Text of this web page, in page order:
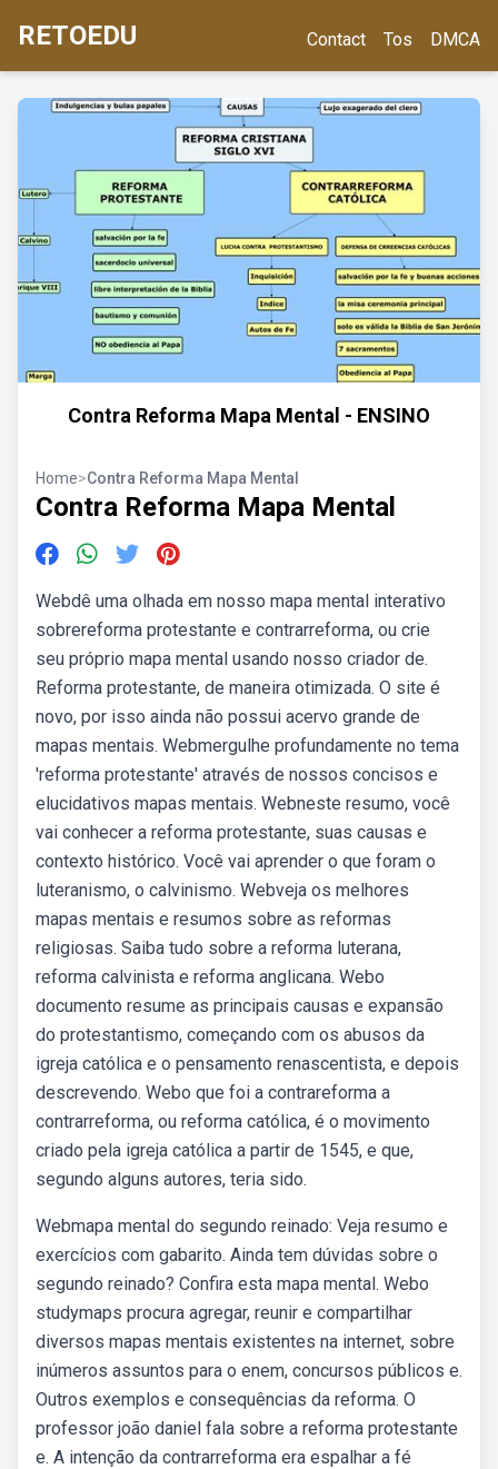
RETOEDU Contact Tos DMCA
Contra Reforma Mapa Mental - ENSINO
Home>Contra Reforma Mapa Mental
Contra Reforma Mapa Mental
Webdê uma olhada em nosso mapa mental interativo
sobrereforma protestante e contrarreforma, ou crie
seu próprio mapa mental usando nosso criador de.
Reforma protestante, de maneira otimizada. O site é
novo, por isso ainda não possui acervo grande de
mapas mentais. Webmergulhe profundamente no tema
'reforma protestante' através de nossos concisos e
elucidativos mapas mentais. Webneste resumo, você
vai conhecer a reforma protestante, suas causas e
contexto histórico. Você vai aprender o que foram o
luteranismo, o calvinismo. Webveja os melhores
mapas mentais e resumos sobre as reformas
religiosas. Saiba tudo sobre a reforma luterana,
reforma calvinista e reforma anglicana. Webo
documento resume as principais causas e expansão
do protestantismo, começando com os abusos da
igreja católica e o pensamento renascentista, e depois
descrevendo. Webo que foi a contrareforma a
contrarreforma, ou reforma católica, é o movimento
criado pela igreja católica a partir de 1545, e que,
segundo alguns autores, teria sido.
Webmapa mental do segundo reinado: Veja resumo e
exercícios com gabarito. Ainda tem dúvidas sobre o
segundo reinado? Confira esta mapa mental. Webo
studymaps procura agregar, reunir e compartilhar
diversos mapas mentais existentes na internet, sobre
inúmeros assuntos para o enem, concursos públicos e.
Outros exemplos e consequências da reforma. O
professor joão daniel fala sobre a reforma protestante
e. A intenção da contrarreforma era espalhar a fé